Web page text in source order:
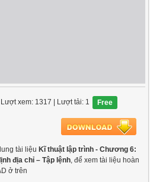
| Lượt xem: 1317 | Lượt tải: 1 Free
tài liệu Kĩ thuật lập trình - Chương 6:
địa chỉ – Tập lệnh, để xem tài liệu hoàn
ở trên